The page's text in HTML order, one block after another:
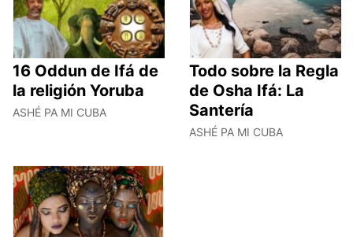
16 Oddun de Ifá de
la religión Yoruba
ASHÉ PA MI CUBA
Todo sobre la Regla
de Osha Ifá: La
Santería
ASHÉ PA MI CUBA